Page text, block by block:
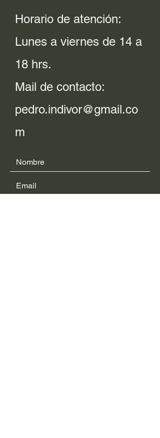
Horario de atención:
Lunes a viernes de 14 a
18 hrs.
Mail de contacto:
pedro.indivor@gmail.co
m